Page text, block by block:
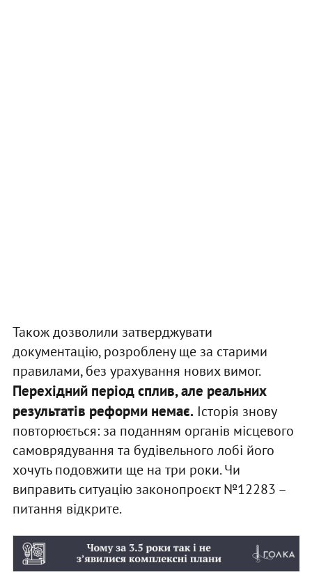
Також дозволили затверджувати
документацію, розроблену ще за старими
правилами, без урахування нових вимог.
Перехідний період сплив, але реальних
результатів реформи немає.Історія знову
повторюється: за поданням органів місцевого
самоврядування та будівельного лобі його
хочуть подовжити ще на три роки. Чи
виправить ситуацію законопроєкт №12283 –
питання відкрите.